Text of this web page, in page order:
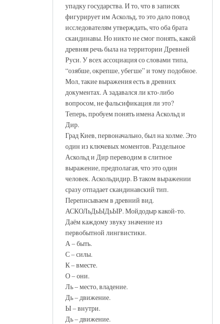
упадку государства. И то, что в записях
фигурирует им Аскольд, то это дало повод
исследователям утверждать, что оба брата
скандинавы. Но никто не смог понять, какой
древняя речь была на территории Древней
Руси. У всех ассоциация со словами типа,
“озябше, окрепше, убегше” и тому подобное.
Мол, такие выражения есть в древних
документах. А задавался ли кто-либо
вопросом, не фальсификация ли это?
Теперь, пробуем понять имена Аскольд и
Дир.
Град Киев, первоначально, был на холме. Это
один из ключевых моментов. Раздельное
Аскольд и Дир переводим в слитное
выражение, предполагая, что это один
человек. Аскольдидир. В таком выражении
сразу отпадает скандинавский тип.
Переписываем в древний вид.
АСКОЛьДьЫДьЫР. Мойдодыр какой-то.
Даём каждому звуку значение из
первобытной лингвистики.
А – быть.
С – силы.
К – вместе.
О – они.
Ль – место, владение.
Дь – движение.
Ы – внутри.
Дь – движение.